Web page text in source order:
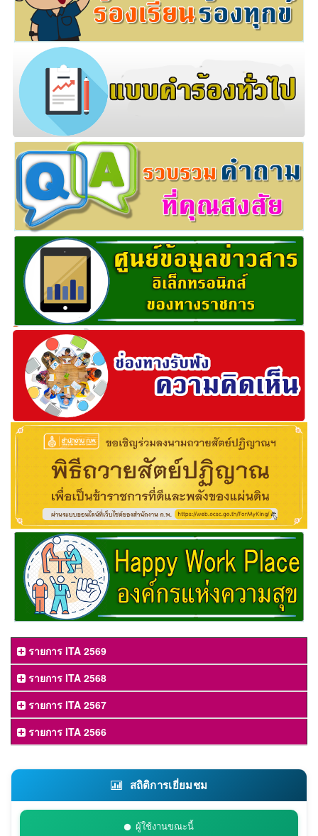
รายการ ITA 2569
รายการ ITA 2568
รายการ ITA 2567
รายการ ITA 2566
สถิติการเยี่ยมชม
ผู้ใช้งานขณะนี้